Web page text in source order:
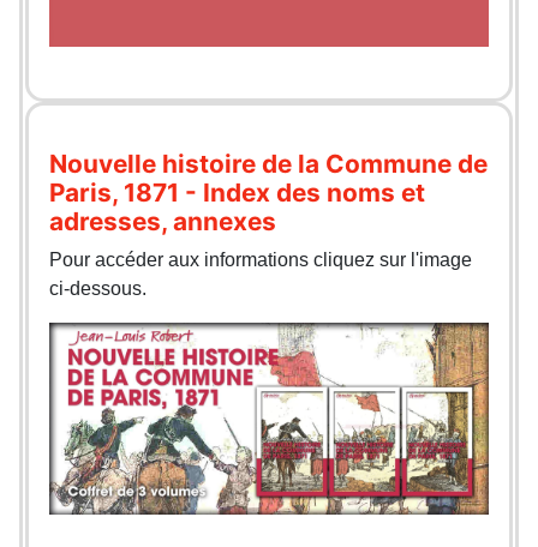
Nouvelle histoire de la Commune de
Paris, 1871 - Index des noms et
adresses, annexes
Pour accéder aux informations cliquez sur l'image
ci-dessous.